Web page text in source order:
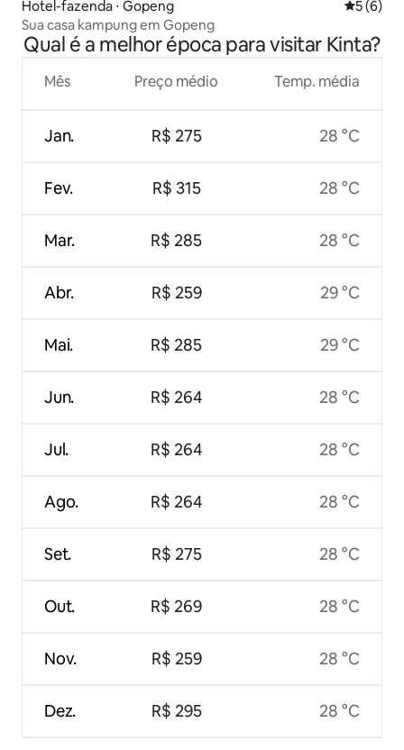
Hotel-fazenda ⋅ Gopeng 5 de
5 (6)
Sua casa kampung em Gopeng
Qual é a melhor época para visitar Kinta?
Mês
Jan.
Fev.
Mar.
Abr.
Mai.
Jun.
Jul.
Ago.
Set.
Out.
Nov.
Dez.
Preço médio
R$ 275
R$ 315
R$ 285
R$ 259
R$ 285
R$ 264
R$ 264
R$ 264
R$ 275
R$ 269
R$ 259
R$ 295
Temp. média
28 °C
28 °C
28 °C
29 °C
29 °C
28 °C
28 °C
28 °C
28 °C
28 °C
28 °C
28 °C